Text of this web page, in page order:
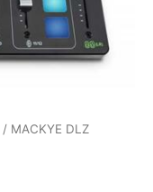
/ MACKYE DLZ